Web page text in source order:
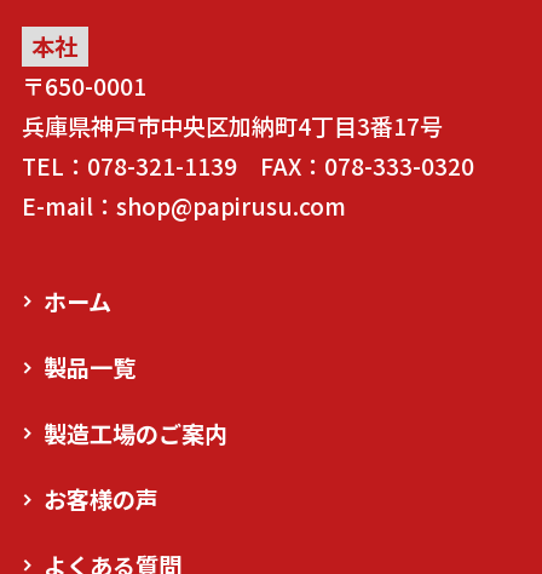
本社
〒650-0001
兵庫県神戸市中央区加納町4丁目3番17号
TEL：078-321-1139 FAX：078-333-0320
E-mail：shop@papirusu.com
ホーム
製品一覧
製造工場のご案内
お客様の声
よくある質問